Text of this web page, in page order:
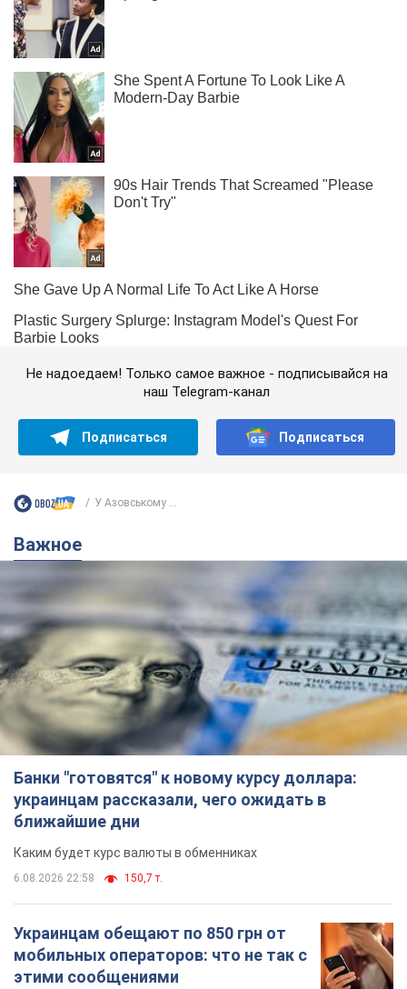
Не надоедаем! Только самое важное - подписывайся на
наш Telegram-канал
Подписаться Подписаться
У Азовському ...
Важное
Банки "готовятся" к новому курсу доллара:
украинцам рассказали, чего ожидать в
ближайшие дни
Каким будет курс валюты в обменниках
6.08.2026 22:58 150,7 т.
Украинцам обещают по 850 грн от
мобильных операторов: что не так с
этими сообщениями